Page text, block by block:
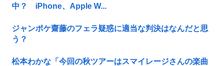
中？ iPhone、Apple W...
ジャンポケ齋藤のフェラ疑惑に適当な判決はなんだと思
う？
松本わかな「今回の秋ツアーはスマイレージさんの楽曲